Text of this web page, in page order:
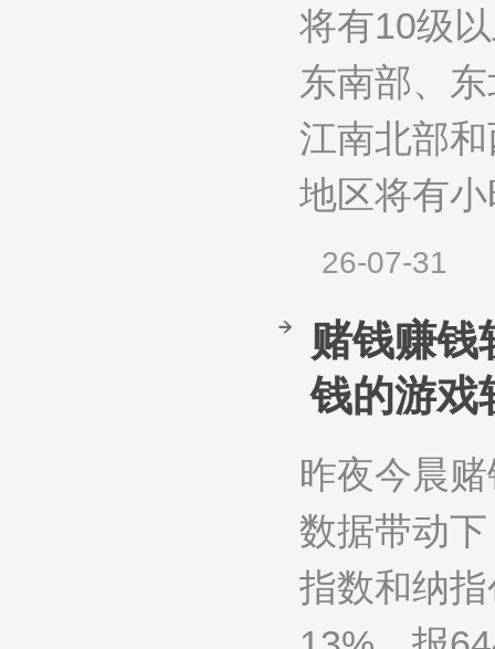
将有10级
东南部、
江南北部
地区将有
26-07-31
赌钱赚钱
钱的游戏
昨夜今晨
数据带动
指数和纳